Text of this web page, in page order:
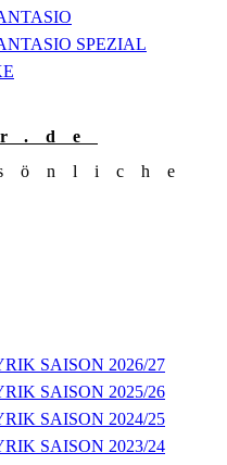
SPEZIAL
SAISON 2026/27
SAISON 2025/26
SAISON 2024/25
SAISON 2023/24